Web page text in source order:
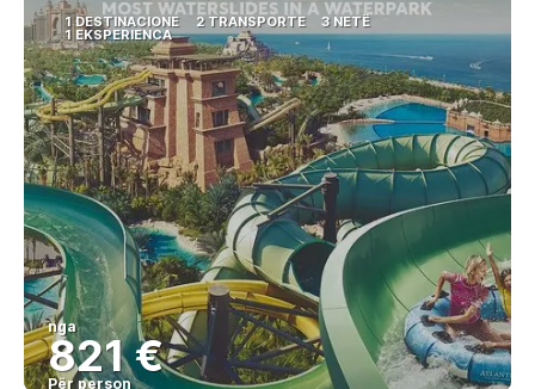
1 DESTINACIONE 2 TRANSPORTE 3 NETË
1 EKSPERIENCA
nga
821 €
Për person